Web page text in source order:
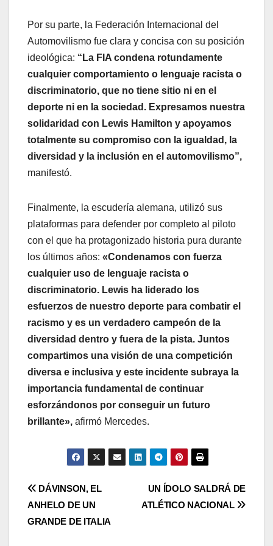
Por su parte, la Federación Internacional del
Automovilismo fue clara y concisa con su posición
ideológica: “La FIA condena rotundamente
cualquier comportamiento o lenguaje racista o
discriminatorio, que no tiene sitio ni en el
deporte ni en la sociedad. Expresamos nuestra
solidaridad con Lewis Hamilton y apoyamos
totalmente su compromiso con la igualdad, la
diversidad y la inclusión en el automovilismo”,
manifestó.
Finalmente, la escudería alemana, utilizó sus
plataformas para defender por completo al piloto
con el que ha protagonizado historia pura durante
los últimos años: «Condenamos con fuerza
cualquier uso de lenguaje racista o
discriminatorio. Lewis ha liderado los
esfuerzos de nuestro deporte para combatir el
racismo y es un verdadero campeón de la
diversidad dentro y fuera de la pista. Juntos
compartimos una visión de una competición
diversa e inclusiva y este incidente subraya la
importancia fundamental de continuar
esforzándonos por conseguir un futuro
brillante», afirmó Mercedes.
UN ÍDOLO SALDRÁ DE
ATLÉTICO NACIONAL
DÁVINSON, EL
ANHELO DE UN
GRANDE DE ITALIA